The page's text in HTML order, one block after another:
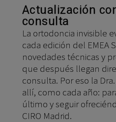
Actualización
consulta
La ortodoncia invisible
cada edición del EMEA
novedades técnicas y
que después llegan
consulta. Por eso la
allí, como cada año:
último y seguir
CIRO Madrid.